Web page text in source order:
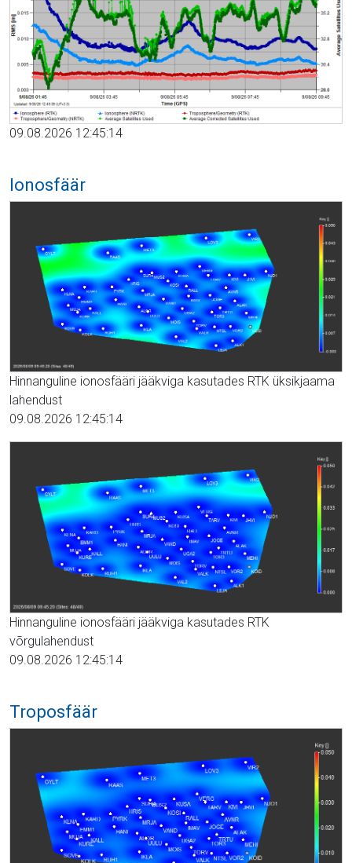
09.08.2026 12:45:14
Ionosfäär
Hinnanguline ionosfääri jääkviga kasutades RTK üksikjaama
lahendust
09.08.2026 12:45:14
Hinnanguline ionosfääri jääkviga kasutades RTK
võrgulahendust
09.08.2026 12:45:14
Troposfäär